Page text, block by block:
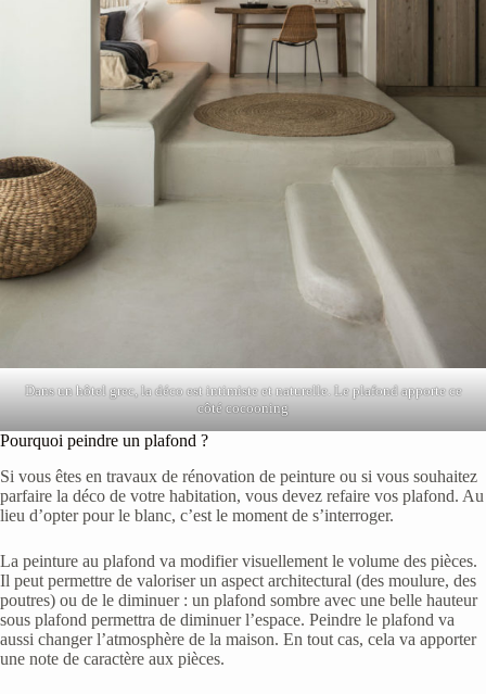
Dans un hôtel grec, la déco est intimiste et naturelle. Le plafond apporte ce
côté cocooning
Pourquoi peindre un plafond ?
Si vous êtes en travaux de rénovation de peinture ou si vous souhaitez
parfaire la déco de votre habitation, vous devez refaire vos plafond. Au
lieu d’opter pour le blanc, c’est le moment de s’interroger.
La peinture au plafond va modifier visuellement le volume des pièces.
Il peut permettre de valoriser un aspect architectural (des moulure, des
poutres) ou de le diminuer : un plafond sombre avec une belle hauteur
sous plafond permettra de diminuer l’espace. Peindre le plafond va
aussi changer l’atmosphère de la maison. En tout cas, cela va apporter
une note de caractère aux pièces.